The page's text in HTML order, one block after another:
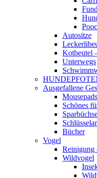
Autositze
Kotbeutel
Unterwegs
Ausgefallene
Mousepads
Schönes
Bücher
Vogel
Wildvogel